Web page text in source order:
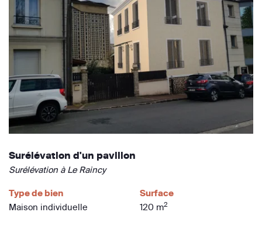
Surélévation d'un pavillon
Surélévation à Le Raincy
Type de bien
Maison individuelle
Surface
120 m2